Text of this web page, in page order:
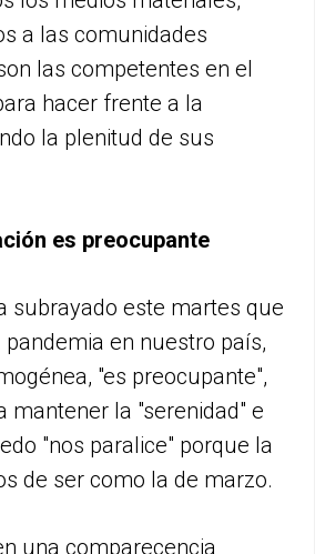
a las comunidades
las competentes en el
hacer frente a la
la plenitud de sus
es preocupante
subrayado este martes que
en nuestro país,
"es preocupante",
mantener la "serenidad" e
"nos paralice" porque la
de ser como la de marzo.
una comparecencia